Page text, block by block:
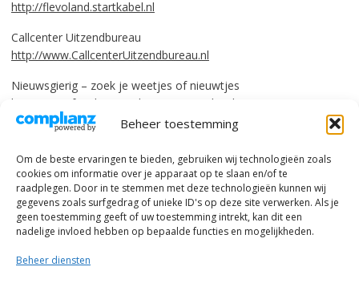
Beheer toestemming
Om de beste ervaringen te bieden, gebruiken wij technologieën zoals
cookies om informatie over je apparaat op te slaan en/of te
raadplegen. Door in te stemmen met deze technologieën kunnen wij
gegevens zoals surfgedrag of unieke ID's op deze site verwerken. Als je
geen toestemming geeft of uw toestemming intrekt, kan dit een
nadelige invloed hebben op bepaalde functies en mogelijkheden.
Beheer diensten
http://flevoland.startkabel.nl
Callcenter Uitzendbureau
http://www.CallcenterUitzendbureau.nl
Nieuwsgierig – zoek je weetjes of nieuwtjes
http://www.familiestart.nl/nieuwsgierig.html